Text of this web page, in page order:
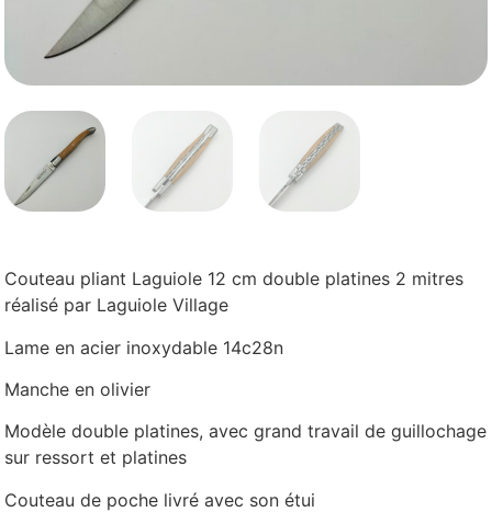
Couteau pliant Laguiole 12 cm double platines 2 mitres
réalisé par Laguiole Village
Lame en acier inoxydable 14c28n
Manche en olivier
Modèle double platines, avec grand travail de guillochage
sur ressort et platines
Couteau de poche livré avec son étui